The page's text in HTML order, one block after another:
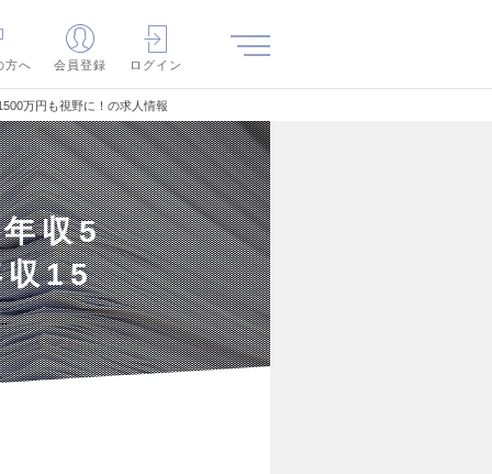
方へ
会員登録 ログイン
万円も視野に！の求人情報
収5
収15